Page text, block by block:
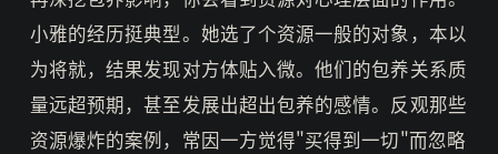
小雅的经历挺典型。她选了个资源一般的对象，本以
为将就，结果发现对方体贴入微。他们的包养关系质
量远超预期，甚至发展出超出包养的感情。反观那些
资源爆炸的案例，常因一方觉得"买得到一切"而忽略